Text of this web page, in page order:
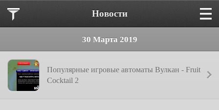
Новости
30 Марта 2019
Популярные игровые автоматы Вулкан - Fruit
Cocktail 2